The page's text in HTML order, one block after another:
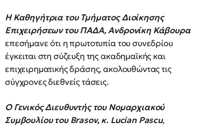
Η Καθηγήτρια του Τμήματος Διοίκησης
Επιχειρήσεων του ΠΑΔΑ, Ανδρονίκη Κάβουρα
επεσήμανε ότι η πρωτοτυπία του συνεδρίου
έγκειται στη σύζευξη της ακαδημαϊκής και
επιχειρηματικής δράσης, ακολουθώντας τις
σύγχρονες διεθνείς τάσεις.
Ο Γενικός Διευθυντής του Νομαρχιακού
Συμβουλίου τουBrasov, κ. Lucian Pascu,